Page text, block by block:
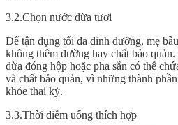
3.2.Chọn nước dừa tươi
Để tận dụng tối đa dinh dưỡng, mẹ
không thêm đường hay chất bảo
dừa đóng hộp hoặc pha sẵn có thể
và chất bảo quản, vì những thành
khỏe thai kỳ.
3.3.Thời điểm uống thích hợp